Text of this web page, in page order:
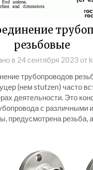
резьбовые
в 24 сентября 2023 от
трубопроводов
(нем stutzen) часто
деятельности. Это
с различными
предусмотрена резьба,